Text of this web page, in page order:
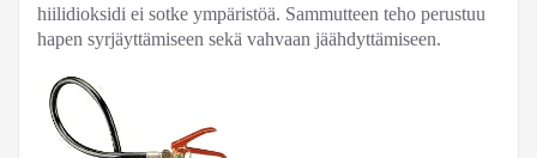
hiilidioksidi ei sotke ympäristöä. Sammutteen teho perustuu
hapen syrjäyttämiseen sekä vahvaan jäähdyttämiseen.